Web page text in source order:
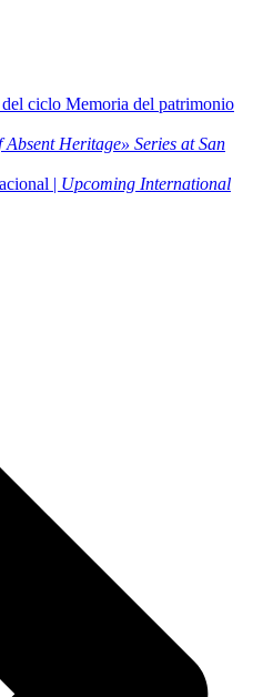
ciclo Memoria del patrimonio
Heritage» Series at San
| Upcoming International